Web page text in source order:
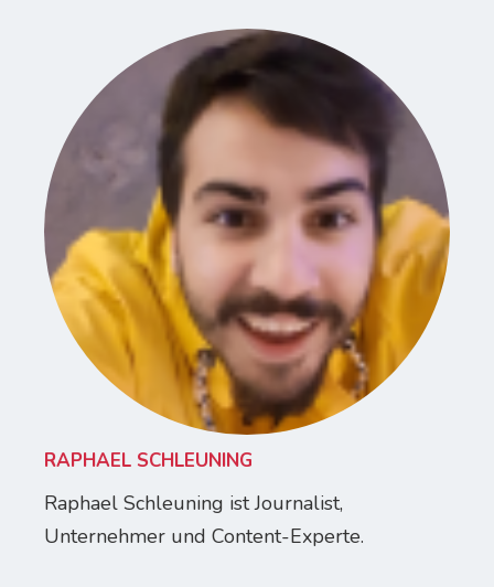
RAPHAEL SCHLEUNING
Raphael Schleuning ist Journalist,
Unternehmer und Content-Experte.